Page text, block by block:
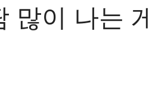
많이 나는